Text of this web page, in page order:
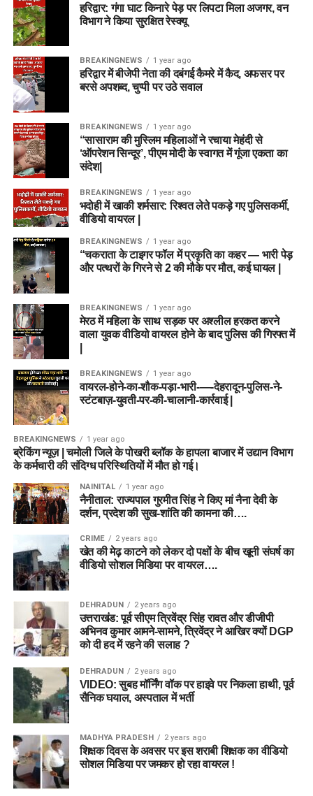
हरिद्वार: गंगा घाट किनारे पेड़ पर लिपटा मिला अजगर, वन
विभाग ने किया सुरक्षित रेस्क्यू
BREAKINGNEWS 1 year ago
हरिद्वार में बीजेपी नेता की दबंगई कैमरे में कैद, अफसर पर
बरसे अपशब्द, चुप्पी पर उठे सवाल
BREAKINGNEWS 1 year ago
“सासाराम की मुस्लिम महिलाओं ने रचाया मेहंदी से
‘ऑपरेशन सिन्दूर’, पीएम मोदी के स्वागत में गूंजा एकता का
संदेश|
BREAKINGNEWS 1 year ago
भदोही में खाकी शर्मसार: रिश्वत लेते पकड़े गए पुलिसकर्मी,
वीडियो वायरल |
BREAKINGNEWS 1 year ago
“चकराता के टाइगर फॉल में प्रकृति का कहर — भारी पेड़
और पत्थरों के गिरने से 2 की मौके पर मौत, कई घायल |
BREAKINGNEWS 1 year ago
मेरठ में महिला के साथ सड़क पर अश्लील हरकत करने
वाला युवक वीडियो वायरल होने के बाद पुलिस की गिरफ्त में
BREAKINGNEWS 1 year ago
वायरल-होने-का-शौक-पड़ा-भारी-—-देहरादून-पुलिस-ने-
स्टंटबाज़-युवती-पर-की-चालानी-कार्रवाई |
BREAKINGNEWS 1 year ago
ब्रेकिंग न्यूज़ | चमोली जिले के पोखरी ब्लॉक के हापला बाजार में उद्यान विभाग
के कर्मचारी की संदिग्ध परिस्थितियों में मौत हो गई।
NAINITAL 1 year ago
नैनीताल: राज्यपाल गुरमीत सिंह ने किए मां नैना देवी के
दर्शन, प्रदेश की सुख-शांति की कामना की….
CRIME 2 years ago
खेत की मेढ़ काटने को लेकर दो पक्षों के बीच खूनी संघर्ष का
वीडियो सोशल मिडिया पर वायरल….
DEHRADUN 2 years ago
उत्तराखंड: पूर्व सीएम त्रिवेंद्र सिंह रावत और डीजीपी
अभिनव कुमार आमने-सामने, त्रिवेंद्र ने आखिर क्यों DGP
को दी हद में रहने की सलाह ?
DEHRADUN 2 years ago
VIDEO: सुबह मॉर्निंग वॉक पर हाइवे पर निकला हाथी, पूर्व
सैनिक घयाल, अस्पताल में भर्ती
MADHYA PRADESH 2 years ago
शिक्षक दिवस के अवसर पर इस शराबी शिक्षक का वीडियो
सोशल मिडिया पर जमकर हो रहा वायरल !